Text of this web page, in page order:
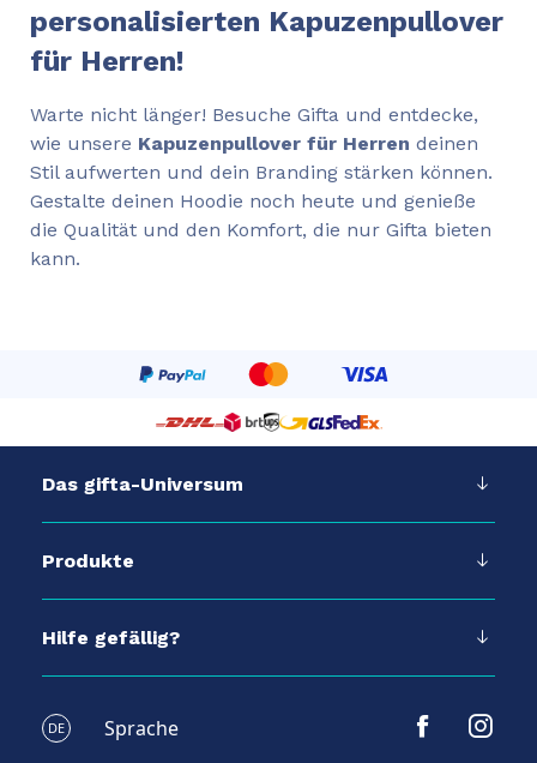
personalisierten Kapuzenpullover
für Herren!
Warte nicht länger! Besuche Gifta und entdecke,
wie unsere Kapuzenpullover für Herren deinen
Stil aufwerten und dein Branding stärken können.
Gestalte deinen Hoodie noch heute und genieße
die Qualität und den Komfort, die nur Gifta bieten
kann.
Das gifta-Universum
Produkte
Hilfe gefällig?
DE Sprache